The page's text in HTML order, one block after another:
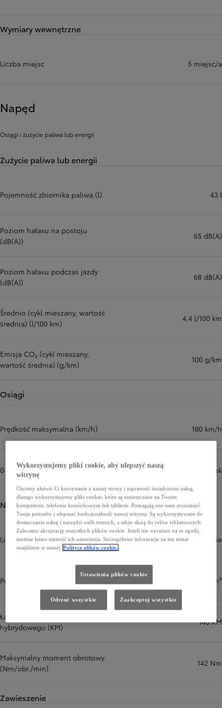
Wymiary wewnętrzne
Liczba miejsc 5 miejsc/a
Napęd
Osiągi i zużycie paliwa lub energii
Zużycie paliwa lub energii
Pojemność zbiornika paliwa (l) 43 l
Poziom hałasu na postoju
(dB(A))
65 dB(A)
Poziom hałasu podczas jazdy
(dB(A))
68 dB(A)
Średnio (cykl mieszany, wartość
średnia) (l/100 km)
4,4 l/100 km
Emisja CO₂ (cykl mieszany,
wartość średnia) (g/km)
100 g/km
Osiągi
Prędkość maksymalna (km/h) 180 km/h
0-100 km/h (sek) 9,1 sek
Napęd
Liczba i układ cylindrów 4, w rzędzie
Pojemność skokowa (cm³) 1798 cm³
Łączna moc układu
hybrydowego (KM)
140 KM
Maksymalny moment obrotowy
(Nm/obr./min)
142 Nm
Zawieszenie
Wykorzystujemy pliki cookie, aby ulepszyć naszą
witrynę
Chcemy ułatwić Ci korzystanie z naszej strony i usprawnić świadczenie usług,
dlatego wykorzystujemy pliki cookie, które są umieszczane na Twoim
komputerze, telefonie komórkowym lub tablecie. Pomagają one nam zrozumieć
Twoje potrzeby i ulepszać funkcjonalność naszej witryny. Są wykorzystywane do
dostarczania usług i narzędzi osób trzecich, a także służą do celów reklamowych.
Zalecamy akceptację wszystkich plików cookie. Jeżeli nie wyrażasz na to zgody,
możesz łatwo zmienić ich ustawienia. Szczegółowe informacje na ten temat
znajdziesz w naszej Polityce plików cookie.
Ustawienia plików cookie
Odrzuć wszystkie Zaakceptuj wszystkie